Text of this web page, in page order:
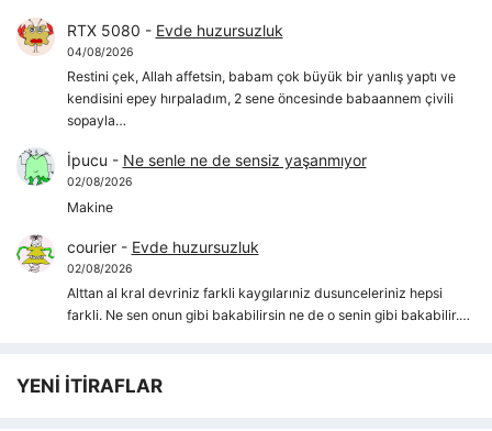
RTX 5080 - Evde huzursuzluk
04/08/2026
Restini çek, Allah affetsin, babam çok büyük bir yanlış yaptı ve
kendisini epey hırpaladım, 2 sene öncesinde babaannem çivili
sopayla…
İpucu - Ne senle ne de sensiz yaşanmıyor
02/08/2026
Makine
courier- Evde huzursuzluk
02/08/2026
Alttan al kral devriniz farkli kaygılarıniz dusunceleriniz hepsi
farkli. Ne sen onun gibi bakabilirsin ne de o senin gibi bakabilir.…
YENİ İTİRAFLAR